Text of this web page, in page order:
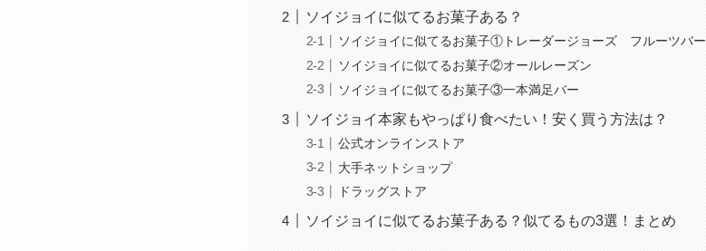
ソイジョイに似てるお菓子ある？
ソイジョイに似てるお菓子①トレーダージョーズ フルーツバー
ソイジョイに似てるお菓子②オールレーズン
ソイジョイに似てるお菓子③一本満足バー
ソイジョイ本家もやっぱり食べたい！安く買う方法は？
公式オンラインストア
大手ネットショップ
ドラッグストア
ソイジョイに似てるお菓子ある？似てるもの3選！まとめ